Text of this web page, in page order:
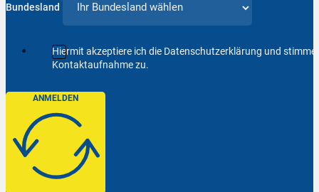
Bundesland
Hiermit akzeptiere ich die Datenschutzerklärung und
Kontaktaufnahme zu.
ANMELDEN